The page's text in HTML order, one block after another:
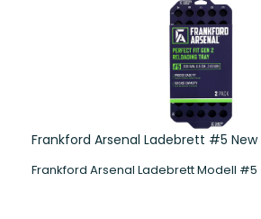
Frankford Arsenal Ladebrett #5
Frankford Arsenal Ladebrett Modell